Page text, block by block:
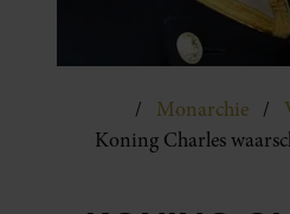
Monarchie
Koning Charles